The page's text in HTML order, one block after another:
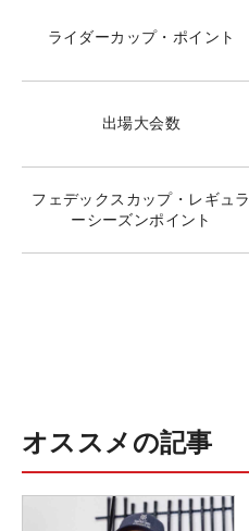
ライダーカップ・ポイント
出場大会数
フェデックスカップ・レギュラ
ーシーズンポイント
オススメの記事